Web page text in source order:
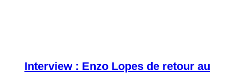
Interview : Enzo Lopes de retour au